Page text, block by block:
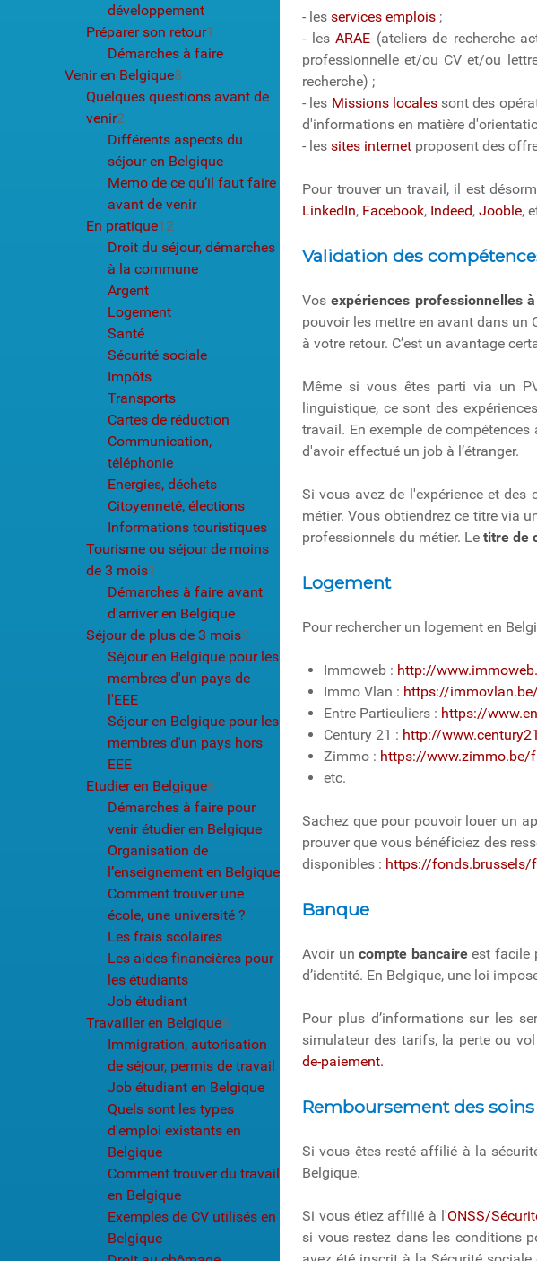
développement
Préparer son retour1
Démarches à faire
Venir en Belgique8
Quelques questions avant de
venir2
Différents aspects du
séjour en Belgique
Memo de ce qu’il faut faire
avant de venir
En pratique12
Droit du séjour, démarches
à la commune
Argent
Logement
Santé
Sécurité sociale
Impôts
Transports
Cartes de réduction
Communication,
téléphonie
Energies, déchets
Citoyenneté, élections
Informations touristiques
Tourisme ou séjour de moins
de 3 mois1
Démarches à faire avant
d'arriver en Belgique
Séjour de plus de 3 mois2
Séjour en Belgique pour les
membres d'un pays de
l'EEE
Séjour en Belgique pour les
membres d'un pays hors
EEE
Etudier en Belgique6
Démarches à faire pour
venir étudier en Belgique
Organisation de
l’enseignement en Belgique
Comment trouver une
école, une université ?
Les frais scolaires
Les aides financières pour
les étudiants
Job étudiant
Travailler en Belgique6
Immigration, autorisation
de séjour, permis de travail
Job étudiant en Belgique
Quels sont les types
d'emploi existants en
Belgique
Comment trouver du travail
en Belgique
Exemples de CV utilisés en
Belgique
- les services emplois ;
- lesARAE (ateliers de recherche
professionnelle et/ou CV et/ou
recherche) ;
- les Missions localessont des
d'informations en matière
- les sites internet proposent des
Pour trouver un travail, il est
LinkedIn, Facebook, Indeed, Jooble,
Validation des
Vosexpériences professionnelles à
pouvoir les mettre en avant dans un
à votre retour. C’est un avantage
Même si vous êtes parti via un
linguistique, ce sont des
travail. En exemple de compétences
d'avoir effectué un job à l’étranger.
Si vous avez de l'expérience et
métier. Vous obtiendrez ce titre via
professionnels du métier. Le titre de
Logement
Pour rechercher un logement en
Immoweb : http://
Immo Vlan : https://
Entre Particuliers : https://
Century 21 : http://
Zimmo : https://
etc.
Sachez que pour pouvoir louer un
prouver que vous bénéficiez des
disponibles : https://fonds.brussels/
Banque
Avoir uncompte bancaireest facile
d’identité. En Belgique, une loi
Pour plus d’informations sur les
simulateur des tarifs, la perte ou
de-paiement.
Remboursement des
Si vous êtes resté affilié à la
Belgique.
Si vous étiez affilié à l'ONSS/
si vous restez dans les conditions